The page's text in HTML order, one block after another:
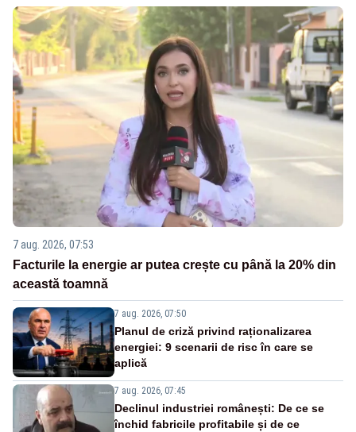
7 aug. 2026, 07:53
Facturile la energie ar putea crește cu până la 20% din
această toamnă
7 aug. 2026, 07:50
Planul de criză privind raționalizarea
energiei: 9 scenarii de risc în care se
aplică
7 aug. 2026, 07:45
Declinul industriei românești: De ce se
închid fabricile profitabile și de ce